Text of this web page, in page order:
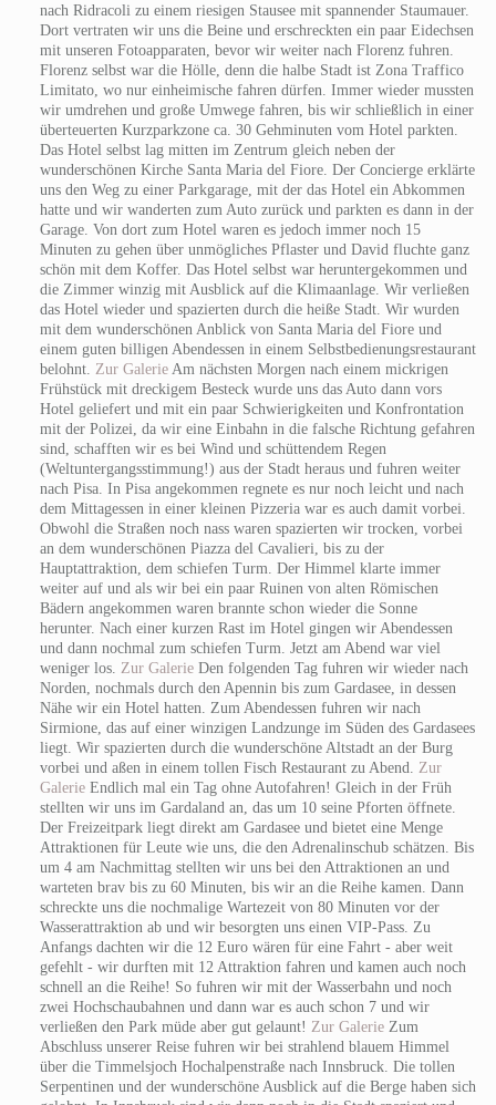
nach Ridracoli zu einem riesigen Stausee mit spannender Staumauer.
Dort vertraten wir uns die Beine und erschreckten ein paar Eidechsen
mit unseren Fotoapparaten, bevor wir weiter nach Florenz fuhren.
Florenz selbst war die Hölle, denn die halbe Stadt ist Zona Traffico
Limitato, wo nur einheimische fahren dürfen. Immer wieder mussten
wir umdrehen und große Umwege fahren, bis wir schließlich in einer
überteuerten Kurzparkzone ca. 30 Gehminuten vom Hotel parkten.
Das Hotel selbst lag mitten im Zentrum gleich neben der
wunderschönen Kirche Santa Maria del Fiore. Der Concierge erklärte
uns den Weg zu einer Parkgarage, mit der das Hotel ein Abkommen
hatte und wir wanderten zum Auto zurück und parkten es dann in der
Garage. Von dort zum Hotel waren es jedoch immer noch 15
Minuten zu gehen über unmögliches Pflaster und David fluchte ganz
schön mit dem Koffer. Das Hotel selbst war heruntergekommen und
die Zimmer winzig mit Ausblick auf die Klimaanlage. Wir verließen
das Hotel wieder und spazierten durch die heiße Stadt. Wir wurden
mit dem wunderschönen Anblick von Santa Maria del Fiore und
einem guten billigen Abendessen in einem Selbstbedienungsrestaurant
belohnt. Zur GalerieAm nächsten Morgen nach einem mickrigen
Frühstück mit dreckigem Besteck wurde uns das Auto dann vors
Hotel geliefert und mit ein paar Schwierigkeiten und Konfrontation
mit der Polizei, da wir eine Einbahn in die falsche Richtung gefahren
sind, schafften wir es bei Wind und schüttendem Regen
(Weltuntergangsstimmung!) aus der Stadt heraus und fuhren weiter
nach Pisa. In Pisa angekommen regnete es nur noch leicht und nach
dem Mittagessen in einer kleinen Pizzeria war es auch damit vorbei.
Obwohl die Straßen noch nass waren spazierten wir trocken, vorbei
an dem wunderschönen Piazza del Cavalieri, bis zu der
Hauptattraktion, dem schiefen Turm. Der Himmel klarte immer
weiter auf und als wir bei ein paar Ruinen von alten Römischen
Bädern angekommen waren brannte schon wieder die Sonne
herunter. Nach einer kurzen Rast im Hotel gingen wir Abendessen
und dann nochmal zum schiefen Turm. Jetzt am Abend war viel
weniger los. Zur GalerieDen folgenden Tag fuhren wir wieder nach
Norden, nochmals durch den Apennin bis zum Gardasee, in dessen
Nähe wir ein Hotel hatten. Zum Abendessen fuhren wir nach
Sirmione, das auf einer winzigen Landzunge im Süden des Gardasees
liegt. Wir spazierten durch die wunderschöne Altstadt an der Burg
vorbei und aßen in einem tollen Fisch Restaurant zu Abend. Zur
GalerieEndlich mal ein Tag ohne Autofahren! Gleich in der Früh
stellten wir uns im Gardaland an, das um 10 seine Pforten öffnete.
Der Freizeitpark liegt direkt am Gardasee und bietet eine Menge
Attraktionen für Leute wie uns, die den Adrenalinschub schätzen. Bis
um 4 am Nachmittag stellten wir uns bei den Attraktionen an und
warteten brav bis zu 60 Minuten, bis wir an die Reihe kamen. Dann
schreckte uns die nochmalige Wartezeit von 80 Minuten vor der
Wasserattraktion ab und wir besorgten uns einen VIP-Pass. Zu
Anfangs dachten wir die 12 Euro wären für eine Fahrt - aber weit
gefehlt - wir durften mit 12 Attraktion fahren und kamen auch noch
schnell an die Reihe! So fuhren wir mit der Wasserbahn und noch
zwei Hochschaubahnen und dann war es auch schon 7 und wir
verließen den Park müde aber gut gelaunt! Zur GalerieZum
Abschluss unserer Reise fuhren wir bei strahlend blauem Himmel
über die Timmelsjoch Hochalpenstraße nach Innsbruck. Die tollen
Serpentinen und der wunderschöne Ausblick auf die Berge haben sich